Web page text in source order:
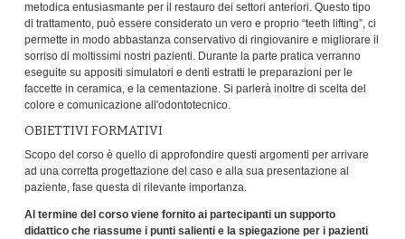
metodica entusiasmante per il restauro dei settori anteriori. Questo tipo
di trattamento, può essere considerato un vero e proprio “teeth lifting”, ci
permette in modo abbastanza conservativo di ringiovanire e migliorare il
sorriso di moltissimi nostri pazienti. Durante la parte pratica verranno
eseguite su appositi simulatori e denti estratti le preparazioni per le
faccette in ceramica, e la cementazione. Si parlerà inoltre di scelta del
colore e comunicazione all'odontotecnico.
OBIETTIVI FORMATIVI
Scopo del corso è quello di approfondire questi argomenti per arrivare
ad una corretta progettazione del caso e alla sua presentazione al
paziente, fase questa di rilevante importanza.
Al termine del corso viene fornito ai partecipanti un supporto
didattico che riassume i punti salienti e la spiegazione per i pazienti